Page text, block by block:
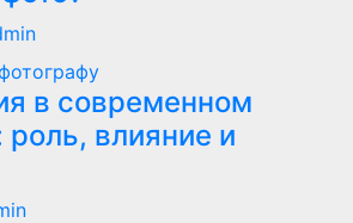
в современном
влияние и